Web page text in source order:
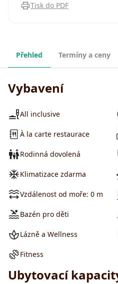
Tisk do PDF
Přehled Termíny a ceny
Vybavení
All inclusive
À la carte restaurace
Rodinná dovolená
Klimatizace zdarma
Vzdálenost od moře: 0 m
Bazén pro děti
Lázně a Wellness
Fitness
Ubytovací